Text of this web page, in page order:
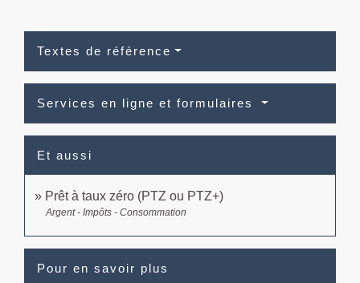
Textes de référence
Services en ligne et formulaires
Et aussi
Prêt à taux zéro (PTZ ou PTZ+)
Argent - Impôts - Consommation
Pour en savoir plus